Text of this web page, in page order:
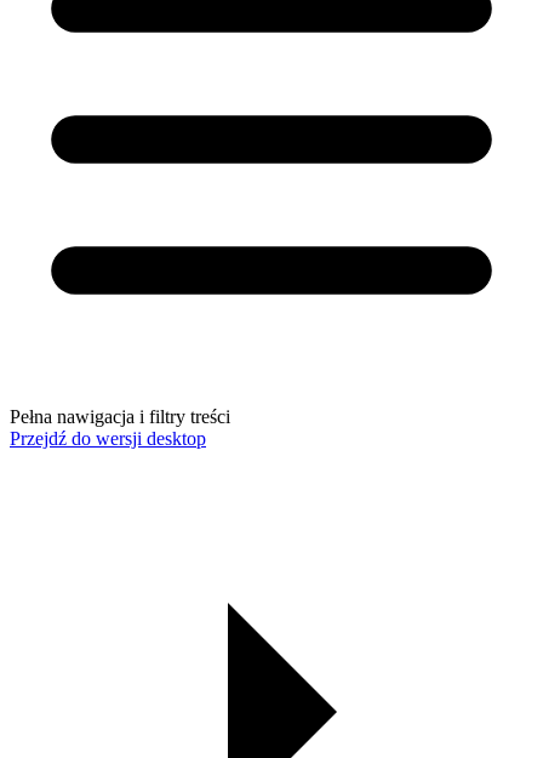
Pełna nawigacja i filtry treści
Przejdź do wersji desktop